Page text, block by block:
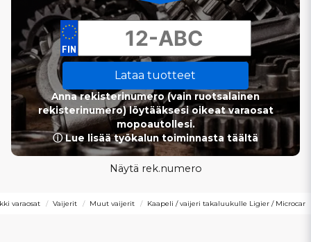
Lataa tuotteet
Anna rekisterinumero (vain ruotsalainen
rekisterinumero) löytääksesi oikeat varaosat
mopoautollesi.
ⓘ Lue lisää työkalun toiminnasta täältä
Näytä rek.numero
varaosat Vaijerit Muut vaijerit Kaapeli / vaijeri takaluukulle Ligier / Microcar